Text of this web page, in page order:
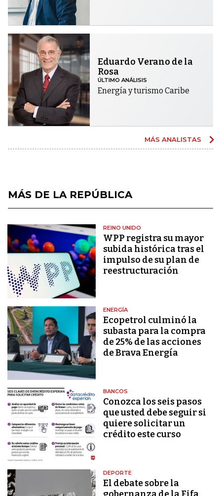
Eduardo Verano de la
Rosa
ÚLTIMO ANÁLISIS
Energía y turismo Caribe
MÁS ANALISTAS
MÁS DE LA REPÚBLICA
REINO UNIDO
WPP registra su mayor
subida histórica tras el
impulso de su plan de
reestructuración
ENERGÍA
Ecopetrol culminó la
subasta para la compra
de 25% de las acciones
de Brava Energía
BANCOS
Conozca los seis pasos
que usted debe seguir si
quiere solicitar un
crédito este curso
DEPORTE
El debate sobre la